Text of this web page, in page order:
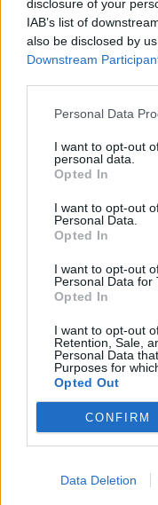
disclosure of your
IAB’s list of
also be disclosed by
Downstream
Personal Data
I want to opt-out
personal data.
Opted In
I want to opt-out
Personal Data.
Opted In
I want to opt-out
Personal Data for
Opted In
I want to opt-out
Retention, Sale,
Personal Data
Purposes for
Opted Out
CONFIRM
Data Deletion
7
31